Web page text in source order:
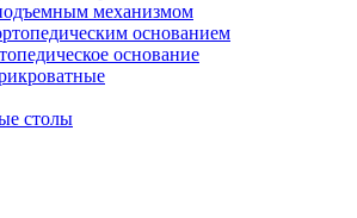
механизмом
основанием
основание
столы